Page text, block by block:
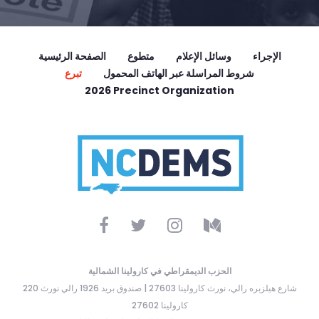
الصفحة الرئيسية متطوع وسائل الإعلام
الإجراء
تبرع
شروط المراسلة عبر الهاتف المحمول
2026 Precinct Organization
الحزب الديمقراطي في كارولينا الشمالية
220 شارع هيلزبره رالي، نورث كارولينا 27603 | صندوق بريد 1926 رالي نورث
كارولينا 27602